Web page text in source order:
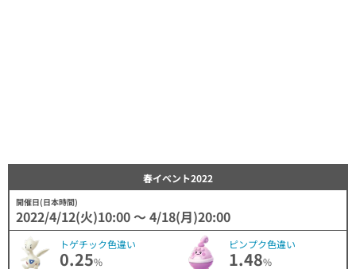
春イベント2022
開催日(日本時間)
2022/4/12(火)10:00 〜 4/18(月)20:00
トゲチック色違い
0.25%
ピンプク色違い
1.48%